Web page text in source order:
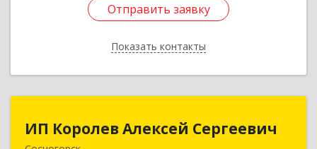
Отправить заявку
Показать контакты
Отправить заявку
Назад
ИП Королев Алексей Сергеевич
ИП Королев Алексей Сергеевич